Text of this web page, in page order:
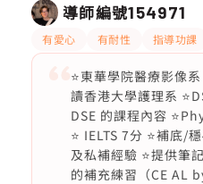
導師編號154971
有愛心 有耐性 指導功課
⭐️東華學院醫療影像
讀香港大學護理系
DSE 的課程內容
⭐ IELTS 7分 ⭐️補底/
及私補經驗 ⭐️提供筆
的補充練習（CE AL